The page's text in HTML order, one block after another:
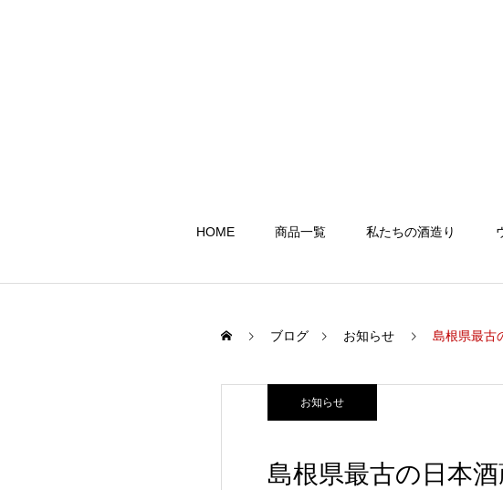
HOME 商品一覧 私たちの酒造り
ブログ お知らせ 島根県最古の
お知らせ
島根県最古の日本